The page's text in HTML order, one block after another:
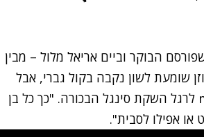
הבוקר וביים אריאל מלול – מבין
שומעת לשון נקבה בקול גברי, אבל
בקליפ רואים זוג גברים", מסביר חרוש בשיחה עם mako לרגל השקת סינגל הבכורה. "כך כל בן
אפילו לסבית".